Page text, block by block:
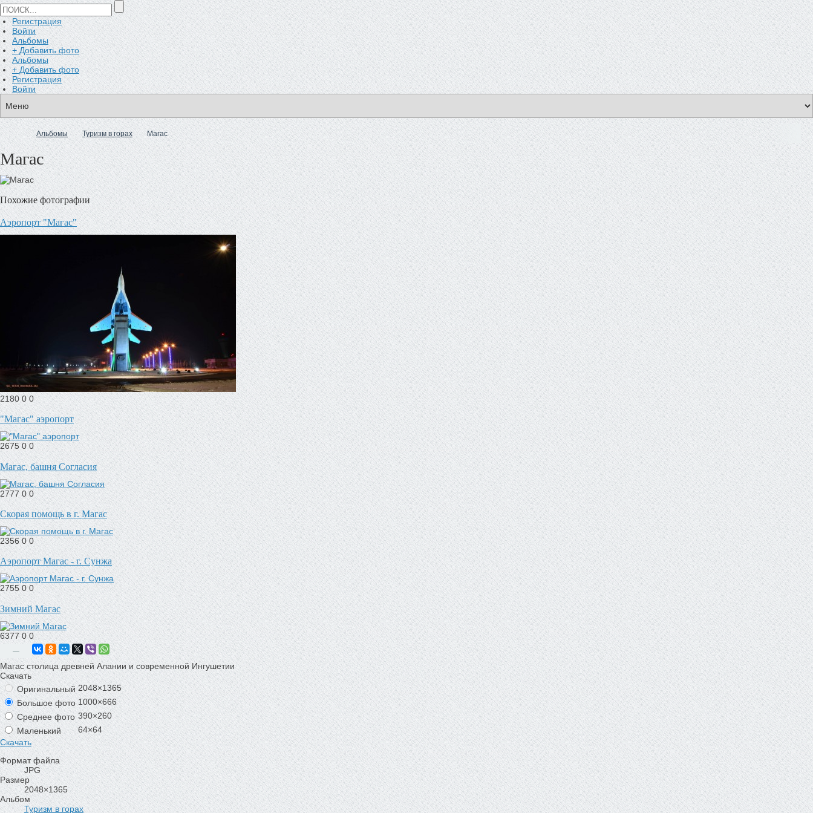
Регистрация
Войти
Альбомы
+ Добавить фото
Альбомы
+ Добавить фото
Регистрация
Войти
Альбомы Туризм в горах Магас
Магас
Похожие фотографии
Аэропорт "Магас"
218000
"Магас" аэропорт
267500
Магас, башня Согласия
277700
Скорая помощь в г. Магас
235600
Аэропорт Магас - г. Сунжа
275500
Зимний Магас
637700
—
Магас столица древней Алании и современной Ингушетии
Скачать
Оригинальный 2048×1365
Большое фото 1000×666
Среднее фото 390×260
Маленький
64×64
Скачать
Формат файла
JPG
Размер
2048×1365
Альбом
Туризм в горах